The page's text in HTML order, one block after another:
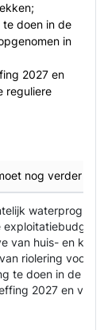
te doen in de
in
2027 en
reguliere
nog verder
van huis- en
riolering voor
te doen in de
2027 en